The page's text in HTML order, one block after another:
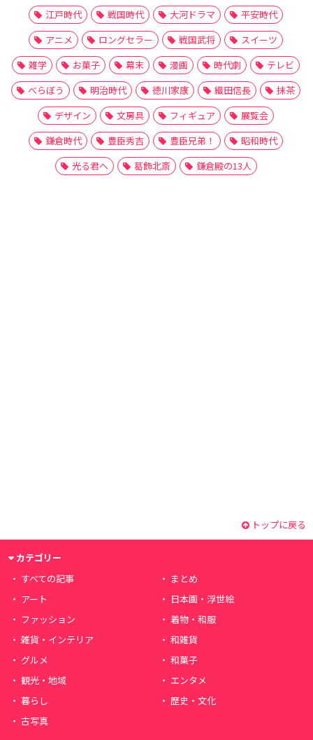
江戸時代 戦国時代 大河ドラマ
平安時代
アニメ
ロングセラー 戦国武将
スイーツ
雑学
お菓子 幕末 漫画 時代劇
テレビ
べらぼう
明治時代 徳川家康 織田信長
抹茶
デザイン
文房具 フィギュア
展覧会
鎌倉時代
豊臣秀吉 豊臣兄弟！
昭和時代
光る君へ
葛飾北斎 鎌倉殿の13人
トップに戻る
カテゴリー
すべての記事
まとめ
アート
日本画・浮世絵
ファッション
着物・和服
雑貨・インテリア
和雑貨
グルメ
和菓子
観光・地域
エンタメ
暮らし
歴史・文化
古写真